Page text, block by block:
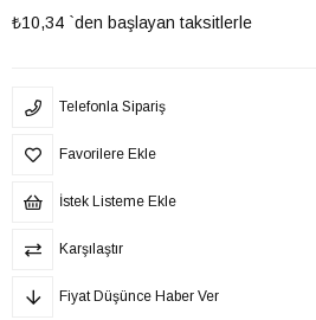
₺10,34 `den başlayan taksitlerle
Telefonla Sipariş
Favorilere Ekle
İstek Listeme Ekle
Karşılaştır
Fiyat Düşünce Haber Ver